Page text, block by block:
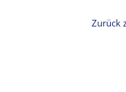
Zurück